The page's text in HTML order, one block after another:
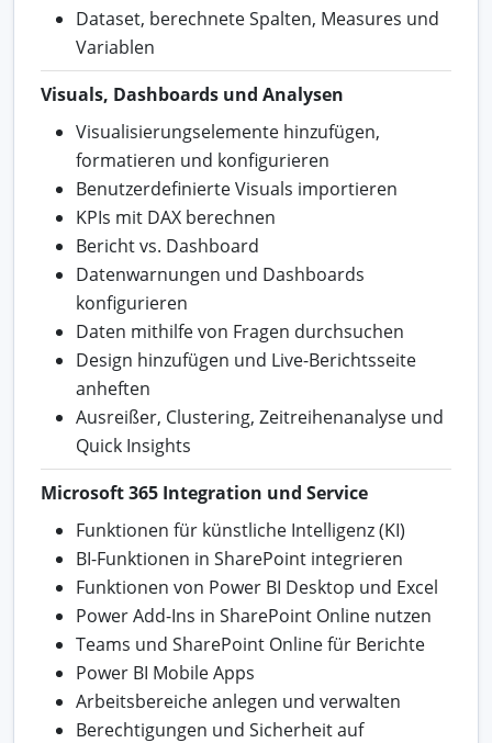
Dataset, berechnete Spalten, Measures und
Variablen
Visuals, Dashboards und Analysen
Visualisierungselemente hinzufügen,
formatieren und konfigurieren
Benutzerdefinierte Visuals importieren
KPIs mit DAX berechnen
Bericht vs. Dashboard
Datenwarnungen und Dashboards
konfigurieren
Daten mithilfe von Fragen durchsuchen
Design hinzufügen und Live-Berichtsseite
anheften
Ausreißer, Clustering, Zeitreihenanalyse und
Quick Insights
Microsoft 365 Integration und Service
Funktionen für künstliche Intelligenz (KI)
BI-Funktionen in SharePoint integrieren
Funktionen von Power BI Desktop und Excel
Power Add-Ins in SharePoint Online nutzen
Teams und SharePoint Online für Berichte
Power BI Mobile Apps
Arbeitsbereiche anlegen und verwalten
Berechtigungen und Sicherheit auf